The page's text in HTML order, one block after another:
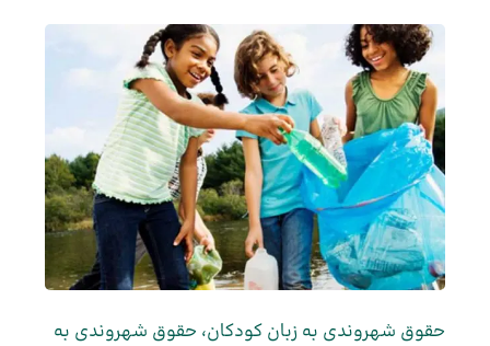
حقوق شهروندی به زبان کودکان، حقوق شهروندی به